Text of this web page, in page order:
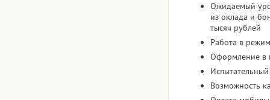
Ожидаемый
из оклада и
тысяч рублей
Работа в
Оформление в
Возможность